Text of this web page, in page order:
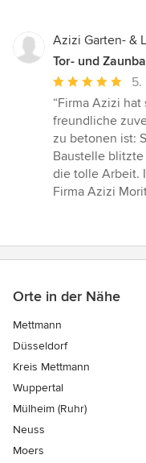
Azizi Garten- &
Tor- und
Bewertung:
5
von
5
Sternen
5.
“Firma Azizi
freundliche
zu betonen ist:
Baustelle
die tolle Arbeit.
Firma Azizi
Orte in der Nähe
Mettmann
Düsseldorf
Kreis Mettmann
Wuppertal
Mülheim (Ruhr)
Neuss
Moers